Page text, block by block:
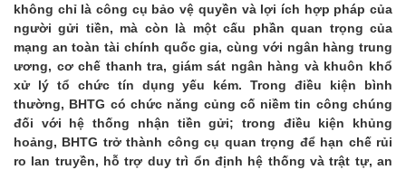
không chỉ là công cụ bảo vệ quyền và lợi ích hợp pháp của
người gửi tiền, mà còn là một cấu phần quan trọng của
mạng an toàn tài chính quốc gia, cùng với ngân hàng trung
ương, cơ chế thanh tra, giám sát ngân hàng và khuôn khổ
xử lý tổ chức tín dụng yếu kém. Trong điều kiện bình
thường, BHTG có chức năng củng cố niềm tin công chúng
đối với hệ thống nhận tiền gửi; trong điều kiện khủng
hoảng, BHTG trở thành công cụ quan trọng để hạn chế rủi
ro lan truyền, hỗ trợ duy trì ổn định hệ thống và trật tự, an